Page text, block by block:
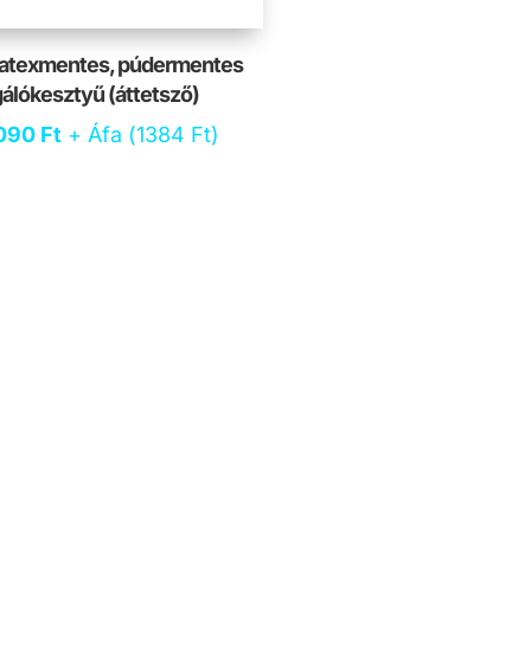
púdermentes
(áttetsző)
FtCurrent
+ Áfa (1384 Ft)